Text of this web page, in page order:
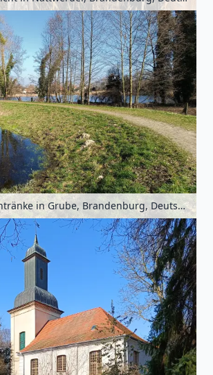
Weg an der Kuhtränke in Grube, Brandenburg, Deutschland